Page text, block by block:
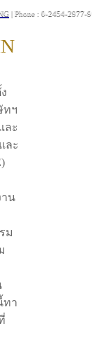
| Phone : 0-2454-2977-9
ทฯ
ละ
ละ
าน
ม
ทา